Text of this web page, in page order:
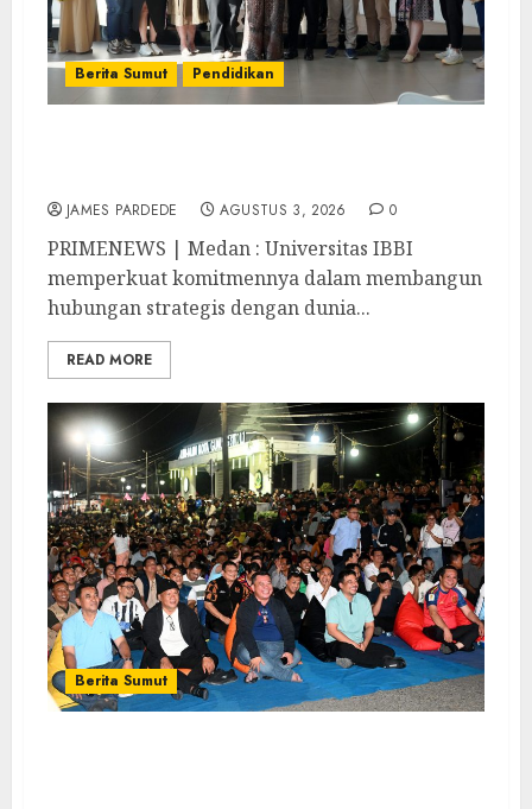
Berita Sumut Pendidikan
JAMES PARDEDE AGUSTUS 3, 2026 0
PRIMENEWS | Medan : Universitas IBBI
memperkuat komitmennya dalam membangun
hubungan strategis dengan dunia...
READ MORE
Berita Sumut